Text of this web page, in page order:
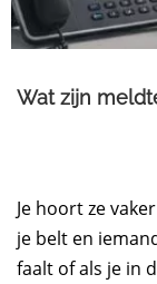
Wat zijn
Je hoort ze
je belt en
faalt of als je in